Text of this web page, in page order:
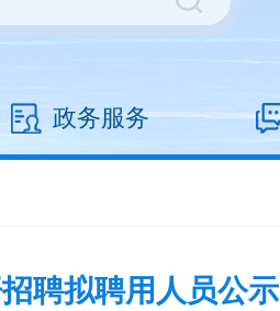
政务服务
聘拟聘用人员公示